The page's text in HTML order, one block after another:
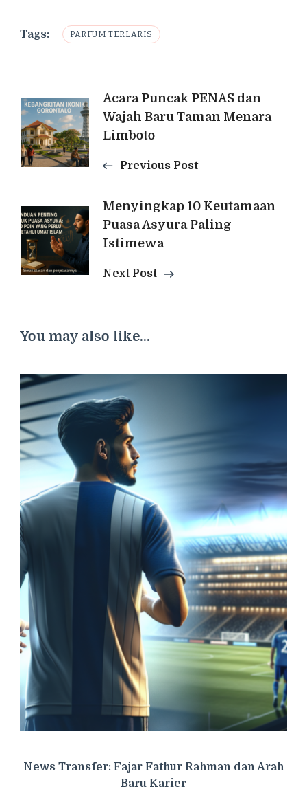
Tags: PARFUM TERLARIS
Post
Navigation
Acara Puncak PENAS dan
Wajah Baru Taman Menara
Limboto
Previous Post
Menyingkap 10 Keutamaan
Puasa Asyura Paling
Istimewa
Next Post
You may also like...
News Transfer: Fajar Fathur Rahman dan Arah
Baru Karier